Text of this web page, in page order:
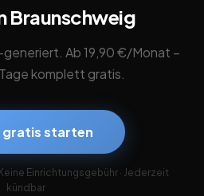
Braunschweig
generiert. Ab 19,90 €/Monat –
komplett gratis.
gratis starten
Einrichtungsgebühr · Jederzeit
kündbar